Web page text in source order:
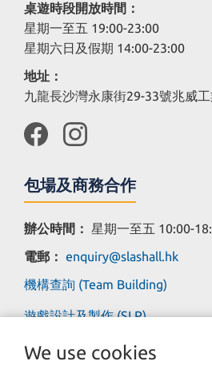
We use cookies
桌遊時段開放時間：
星期一至五 19:00-23:00
星期六日及假期 14:00-23:00
地址：
九龍長沙灣永康街29-33號兆威
包場及商務合作
辦公時間： 星期一至五 10:00-
電郵： enquiry@slashall.hk
機構查詢 (Team Building)
遊戲設計及製作 (SLP)